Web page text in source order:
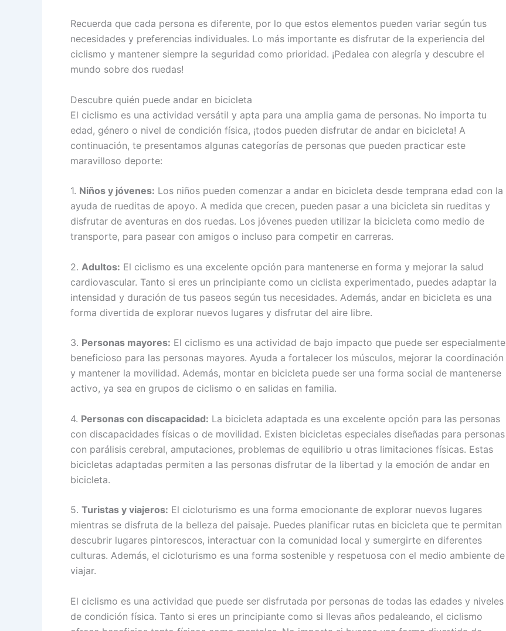
Recuerda que cada persona es diferente, por lo que estos elementos pueden variar según tus
necesidades y preferencias individuales. Lo más importante es disfrutar de la experiencia del
ciclismo y mantener siempre la seguridad como prioridad. ¡Pedalea con alegría y descubre el
mundo sobre dos ruedas!
Descubre quién puede andar en bicicleta
El ciclismo es una actividad versátil y apta para una amplia gama de personas. No importa tu
edad, género o nivel de condición física, ¡todos pueden disfrutar de andar en bicicleta! A
continuación, te presentamos algunas categorías de personas que pueden practicar este
maravilloso deporte:
1. Niños y jóvenes: Los niños pueden comenzar a andar en bicicleta desde temprana edad con la
ayuda de rueditas de apoyo. A medida que crecen, pueden pasar a una bicicleta sin rueditas y
disfrutar de aventuras en dos ruedas. Los jóvenes pueden utilizar la bicicleta como medio de
transporte, para pasear con amigos o incluso para competir en carreras.
2. Adultos: El ciclismo es una excelente opción para mantenerse en forma y mejorar la salud
cardiovascular. Tanto si eres un principiante como un ciclista experimentado, puedes adaptar la
intensidad y duración de tus paseos según tus necesidades. Además, andar en bicicleta es una
forma divertida de explorar nuevos lugares y disfrutar del aire libre.
3. Personas mayores: El ciclismo es una actividad de bajo impacto que puede ser especialmente
beneficioso para las personas mayores. Ayuda a fortalecer los músculos, mejorar la coordinación
y mantener la movilidad. Además, montar en bicicleta puede ser una forma social de mantenerse
activo, ya sea en grupos de ciclismo o en salidas en familia.
4. Personas con discapacidad: La bicicleta adaptada es una excelente opción para las personas
con discapacidades físicas o de movilidad. Existen bicicletas especiales diseñadas para personas
con parálisis cerebral, amputaciones, problemas de equilibrio u otras limitaciones físicas. Estas
bicicletas adaptadas permiten a las personas disfrutar de la libertad y la emoción de andar en
bicicleta.
5. Turistas y viajeros: El cicloturismo es una forma emocionante de explorar nuevos lugares
mientras se disfruta de la belleza del paisaje. Puedes planificar rutas en bicicleta que te permitan
descubrir lugares pintorescos, interactuar con la comunidad local y sumergirte en diferentes
culturas. Además, el cicloturismo es una forma sostenible y respetuosa con el medio ambiente de
viajar.
El ciclismo es una actividad que puede ser disfrutada por personas de todas las edades y niveles
de condición física. Tanto si eres un principiante como si llevas años pedaleando, el ciclismo